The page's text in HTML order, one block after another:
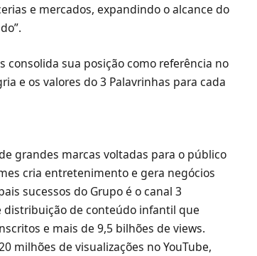
e mercados, expandindo o alcance do
consolida sua posição como referência no
e os valores do 3 Palavrinhas para cada
grandes marcas voltadas para o público
cria entretenimento e gera negócios
sucessos do Grupo é o canal 3
distribuição de conteúdo infantil que
e mais de 9,5 bilhões de views.
milhões de visualizações no YouTube,